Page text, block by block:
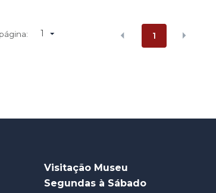
1 1
Visitação Museu
Segundas à Sábado